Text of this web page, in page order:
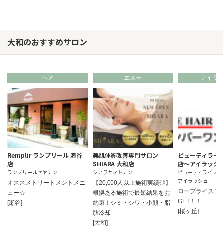
大和のおすすめサロン
ヘア
Remplir ランプリール 瀬谷
店
ランプリールセヤテン
オススメトリートメントメニ
ュー☆
[瀬谷]
エステ
美肌体質改善専門サロン
SHIARA 大和店
シアラヤマトテン
【20,000人以上施術実績◎】
根拠ある施術で最短結果をお
約束！シミ・シワ・小顔・脂
肪冷却
[大和]
アイラ
ビューティラ
店～アイラッシ
ビューティライフ
アイラッシュ
ロープライスで
GET！！
[桜ヶ丘]